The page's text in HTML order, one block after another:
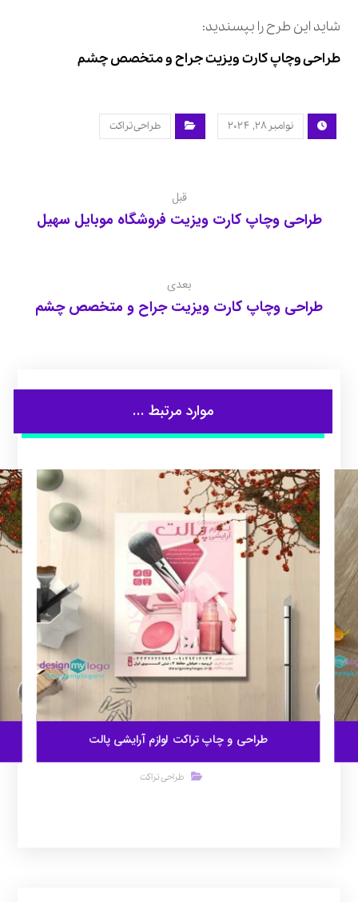
شاید این طرح را بپسندید:
طراحی وچاپ کارت ویزیت جراح و متخصص چشم
نوامبر ۲۸, ۲۰۲۴ طراحی تراکت
قبل
طراحی وچاپ کارت ویزیت فروشگاه موبایل سهیل
بعدی
طراحی وچاپ کارت ویزیت جراح و متخصص چشم
موارد مرتبط ...
طراحی و چاپ تراکت لوازم آرایشی پالت
طراحی تراکت